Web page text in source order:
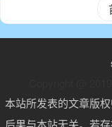
本站所发表的文章版
后果与本站无关。若